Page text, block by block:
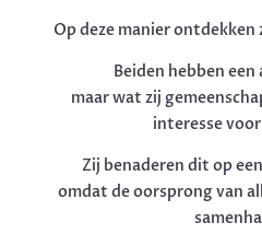
Op deze manier ontdekken
Beiden hebben een
maar wat zij
interesse
Zij benaderen dit op
omdat de oorsprong van